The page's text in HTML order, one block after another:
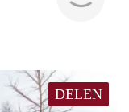
DELEN